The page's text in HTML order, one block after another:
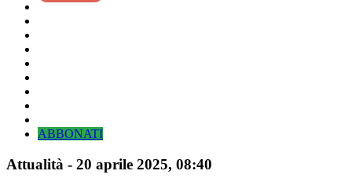
ABBONATI
Attualità - 20 aprile 2025, 08:40